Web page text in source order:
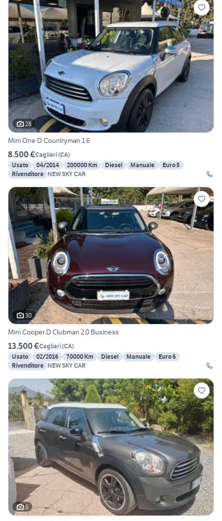
28
Mini One D Countryman 1.6
8.500 €Cagliari(CA)
Usato
04/2014 200000 Km Diesel Manuale
Euro 5
Rivenditore NEW SKY CAR
30
Mini Cooper D Clubman 2.0 Business
13.500 €Cagliari(CA)
Usato
02/2016 70000 Km Diesel Manuale
Euro 6
Rivenditore NEW SKY CAR
5